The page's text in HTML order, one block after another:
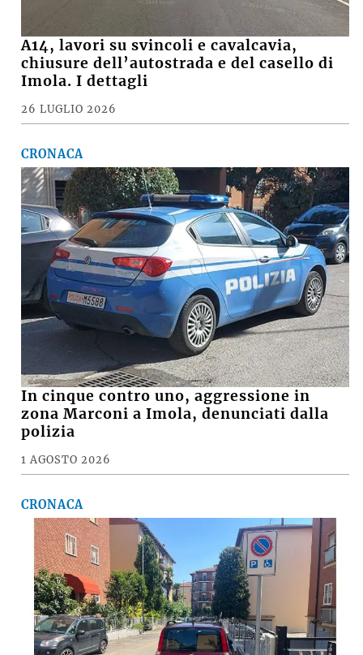
A14, lavori su svincoli e cavalcavia,
chiusure dell’autostrada e del casello di
Imola. I dettagli
26 LUGLIO 2026
CRONACA
In cinque contro uno, aggressione in
zona Marconi a Imola, denunciati dalla
polizia
1 AGOSTO 2026
CRONACA